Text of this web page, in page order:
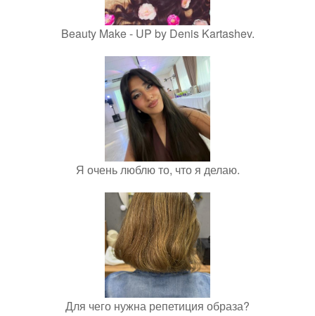
Beauty Make - UP by Denis Kartashev.
Я очень люблю то, что я делаю.
Для чего нужна репетиция образа?